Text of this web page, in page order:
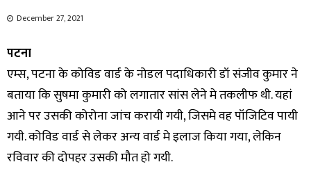
December 27, 2021
पटना
एम्स, पटना के कोविड वार्ड के नोडल पदाधिकारी डॉ संजीव कुमार ने
बताया कि सुषमा कुमारी को लगातार सांस लेने मे तकलीफ थी. यहां
आने पर उसकी कोरोना जांच करायी गयी, जिसमे वह पॉजिटिव पायी
गयी. कोविड वार्ड से लेकर अन्य वार्ड मे इलाज किया गया, लेकिन
रविवार की दोपहर उसकी मौत हो गयी.